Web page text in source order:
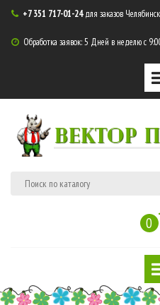
 +7 351 717-01-24для заказов Челябинск
 Обработка заявок: 5 Дней в неделю с
ВЕКТОР
0